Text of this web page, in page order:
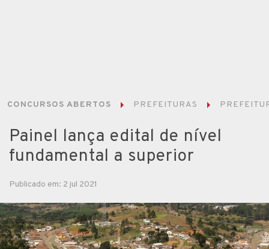
CONCURSOS ABERTOS PREFEITURAS
Painel lança edital de nível
fundamental a superior
Publicado em: 2 jul 2021